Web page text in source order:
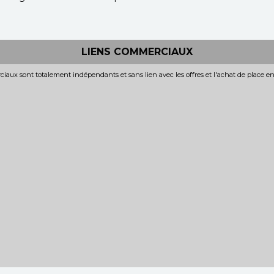
LIENS COMMERCIAUX
sont totalement indépendants et sans lien avec les offres et l'achat de place